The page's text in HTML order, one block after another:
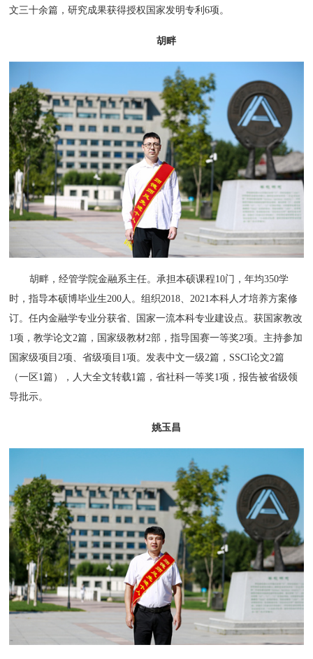
文三十余篇，研究成果获得授权国家发明专利6项。
胡畔
胡畔，经管学院金融系主任。承担本硕课程10门，年均350学
时，指导本硕博毕业生200人。组织2018、2021本科人才培养方案修
订。任内金融学专业分获省、国家一流本科专业建设点。获国家教改
1项，教学论文2篇，国家级教材2部，指导国赛一等奖2项。主持参加
国家级项目2项、省级项目1项。发表中文一级2篇，SSCI论文2篇
（一区1篇），人大全文转载1篇，省社科一等奖1项，报告被省级领
导批示。
姚玉昌